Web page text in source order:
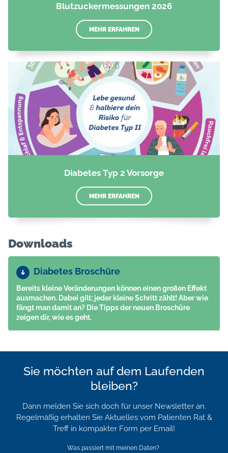
Blutzuckermessungen 2026
MEHR ERFAHREN
Diabetes Typ 2 Vorsorge
MEHR ERFAHREN
Downloads
Diabetes Broschüre
Bereits kleine Veränderungen können einen großen Effekt
ausmachen. Dabei gilt: jeder kleine Schritt zählt! Aber wie
fängt man damit an? Die Tipps der neuen Broschüre
zeigen dir, wie es geht.
Sie möchten auf dem Laufenden
bleiben?
Dann melden Sie sich doch für unser Newsletter an.
Regelmäßig erhalten Sie Aktuelles vom Patienten Rat &
Treff in kompakter Form per Email!
Was passiert mit meinen Daten?